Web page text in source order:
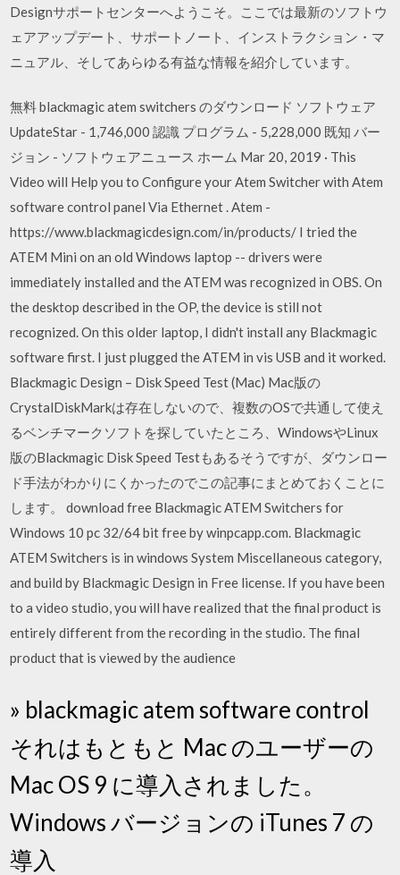
Designサポートセンターへようこそ。ここでは最新のソフトウ
ェアアップデート、サポートノート、インストラクション・マ
ニュアル、そしてあらゆる有益な情報を紹介しています。
無料 blackmagic atem switchers のダウンロード ソフトウェア
UpdateStar - 1,746,000 認識 プログラム - 5,228,000 既知 バー
ジョン - ソフトウェアニュース ホーム Mar 20, 2019 · This
Video will Help you to Configure your Atem Switcher with Atem
software control panel Via Ethernet . Atem -
https://www.blackmagicdesign.com/in/products/ I tried the
ATEM Mini on an old Windows laptop -- drivers were
immediately installed and the ATEM was recognized in OBS. On
the desktop described in the OP, the device is still not
recognized. On this older laptop, I didn't install any Blackmagic
software first. I just plugged the ATEM in vis USB and it worked.
Blackmagic Design – Disk Speed Test (Mac) Mac版の
CrystalDiskMarkは存在しないので、複数のOSで共通して使え
るベンチマークソフトを探していたところ、WindowsやLinux
版のBlackmagic Disk Speed Testもあるそうですが、ダウンロー
ド手法がわかりにくかったのでこの記事にまとめておくことに
します。 download free Blackmagic ATEM Switchers for
Windows 10 pc 32/64 bit free by winpcapp.com. Blackmagic
ATEM Switchers is in windows System Miscellaneous category,
and build by Blackmagic Design in Free license. If you have been
to a video studio, you will have realized that the final product is
entirely different from the recording in the studio. The final
product that is viewed by the audience
» blackmagic atem software control
それはもともと Mac のユーザーの
Mac OS 9 に導入されました。
Windows バージョンの iTunes 7 の
導入